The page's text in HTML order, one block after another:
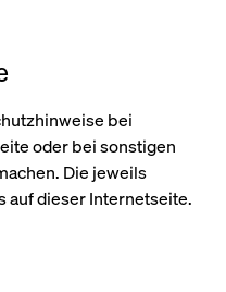
bei
oder bei sonstigen
Die jeweils
auf dieser Internetseite.